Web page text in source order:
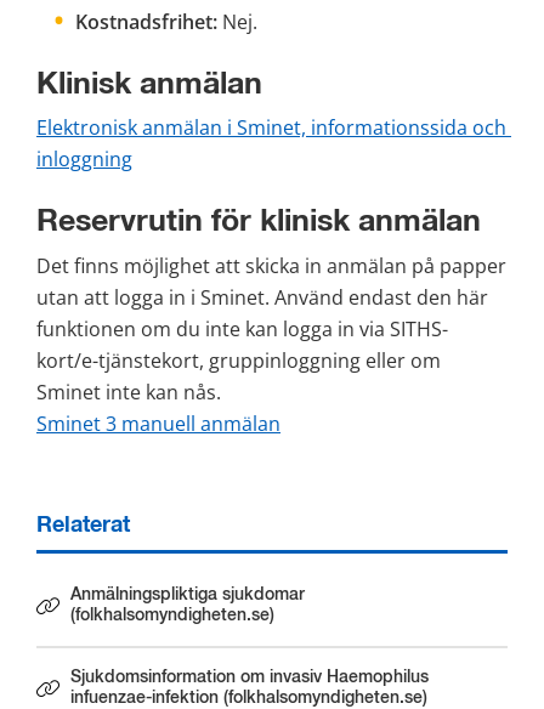
Kostnadsfrihet: Nej.
Klinisk anmälan
Elektronisk anmälan i Sminet, informationssida och
inloggning
Reservrutin för klinisk anmälan
Det finns möjlighet att skicka in anmälan på papper
utan att logga in i Sminet. Använd endast den här
funktionen om du inte kan logga in via SITHS-
kort/e-tjänste­kort, gruppinloggning eller om
Sminet inte kan nås.
Sminet 3 manuell anmälan
Relaterat
Anmälningspliktiga sjukdomar
(folkhalsomyndigheten.se)
Länk till annan webbplats.
Sjukdomsinformation om invasiv Haemophilus
infuenzae-infektion (folkhalsomyndigheten.se)
Länk till annan webbplats.